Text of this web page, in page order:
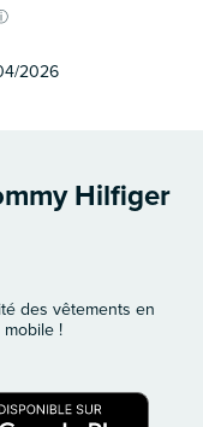
2026
Hilfiger
des vêtements en
!